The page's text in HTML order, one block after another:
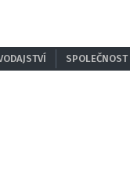
SPOLEČNOST